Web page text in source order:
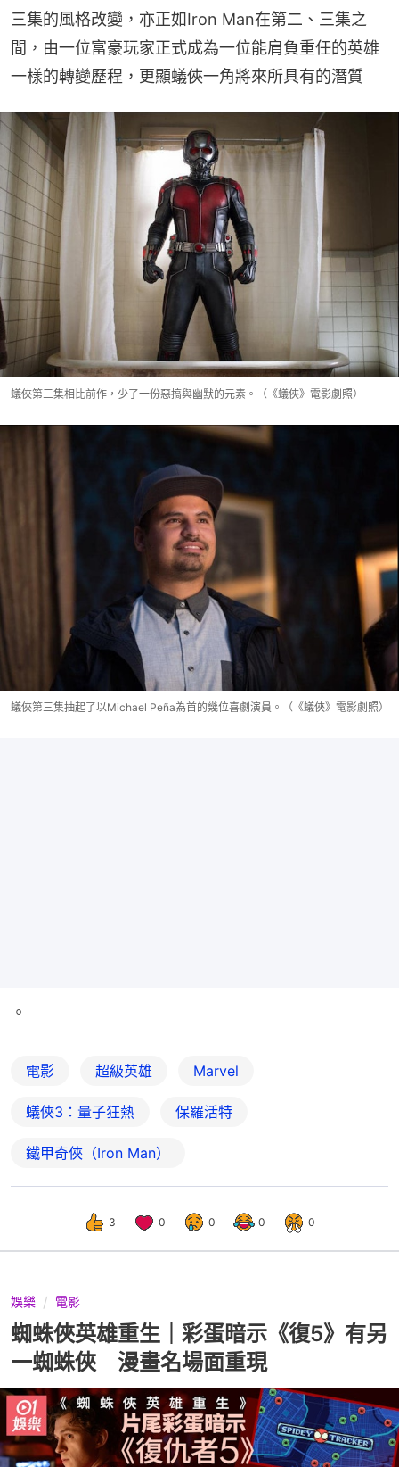
三集的風格改變，亦正如Iron Man在第二、三集之
間，由一位富豪玩家正式成為一位能肩負重任的英雄
一樣的轉變歷程，更顯蟻俠一角將來所具有的潛質
蟻俠第三集相比前作，少了一份惡搞與幽默的元素。（《蟻俠》電影劇照）
蟻俠第三集抽起了以Michael Peña為首的幾位喜劇演員。（《蟻俠》電影劇照）
。
電影 超級英雄 Marvel
蟻俠3：量子狂熱 保羅活特
鐵甲奇俠（Iron Man）
3 0 0 0 0
娛樂 電影
蜘蛛俠英雄重生｜彩蛋暗示《復5》有另
一蜘蛛俠 漫畫名場面重現